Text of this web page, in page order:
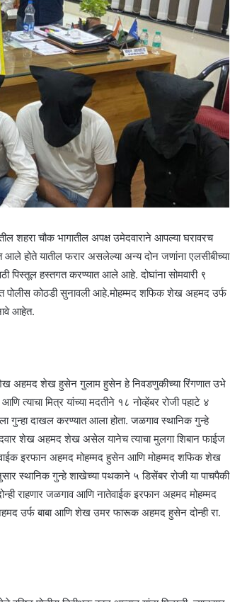
शहरा चौक भागातील अपक्ष उमेदवाराने आपल्या घरावरच
होते यातील फरार असलेल्या अन्य दोन जणांना एलसीबीच्या
हस्तगत करण्यात आले आहे. दोघांना सोमवारी ९
पोलीस कोठडी सुनावली आहे.मोहम्मद शफिक शेख अहमद उर्फ
आहेत.
शेख अहमद शेख हुसेन गुलाम हुसेन हे निवडणुकीच्या रिंगणात उभे
त्याचा मित्र यांच्या मदतीने १८ नोव्हेंबर रोजी पहाटे ४
गुन्हा दाखल करण्यात आला होता. जळगाव स्थानिक गुन्हे
शेख अहमद शेख असेल यानेच त्याचा मुलगा शिबान फाईज
इरफान अहमद मोहम्मद हुसेन आणि मोहम्मद शफिक शेख
स्थानिक गुन्हे शाखेच्या पथकाने ५ डिसेंबर रोजी या पाचपैकी
राहणार जळगाव आणि नातेवाईक इरफान अहमद मोहम्मद
उर्फ बाबा आणि शेख उमर फारूक अहमद हुसेन दोन्ही रा.